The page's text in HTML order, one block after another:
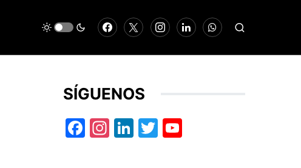
SÍGUENOS
Facebook
Instagram
LinkedIn
Twitter